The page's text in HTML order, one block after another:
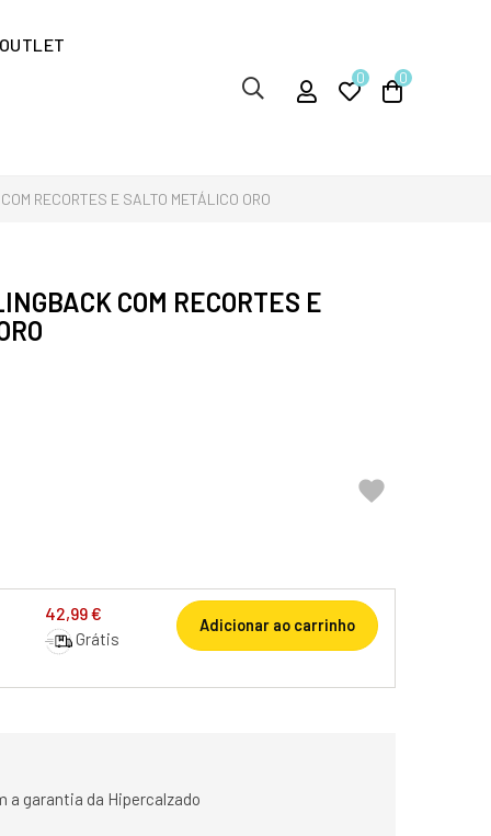
OUTLET
0 0
RECORTES E SALTO METÁLICO ORO
COM RECORTES E

42,99 €
Grátis
Adicionar ao carrinho
a garantia da Hipercalzado